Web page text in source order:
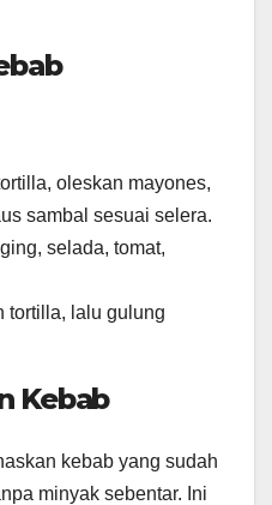
oleskan mayones,
sambal sesuai selera.
selada, tomat,
tortilla, lalu gulung
Kebab
kebab yang sudah
minyak sebentar. Ini